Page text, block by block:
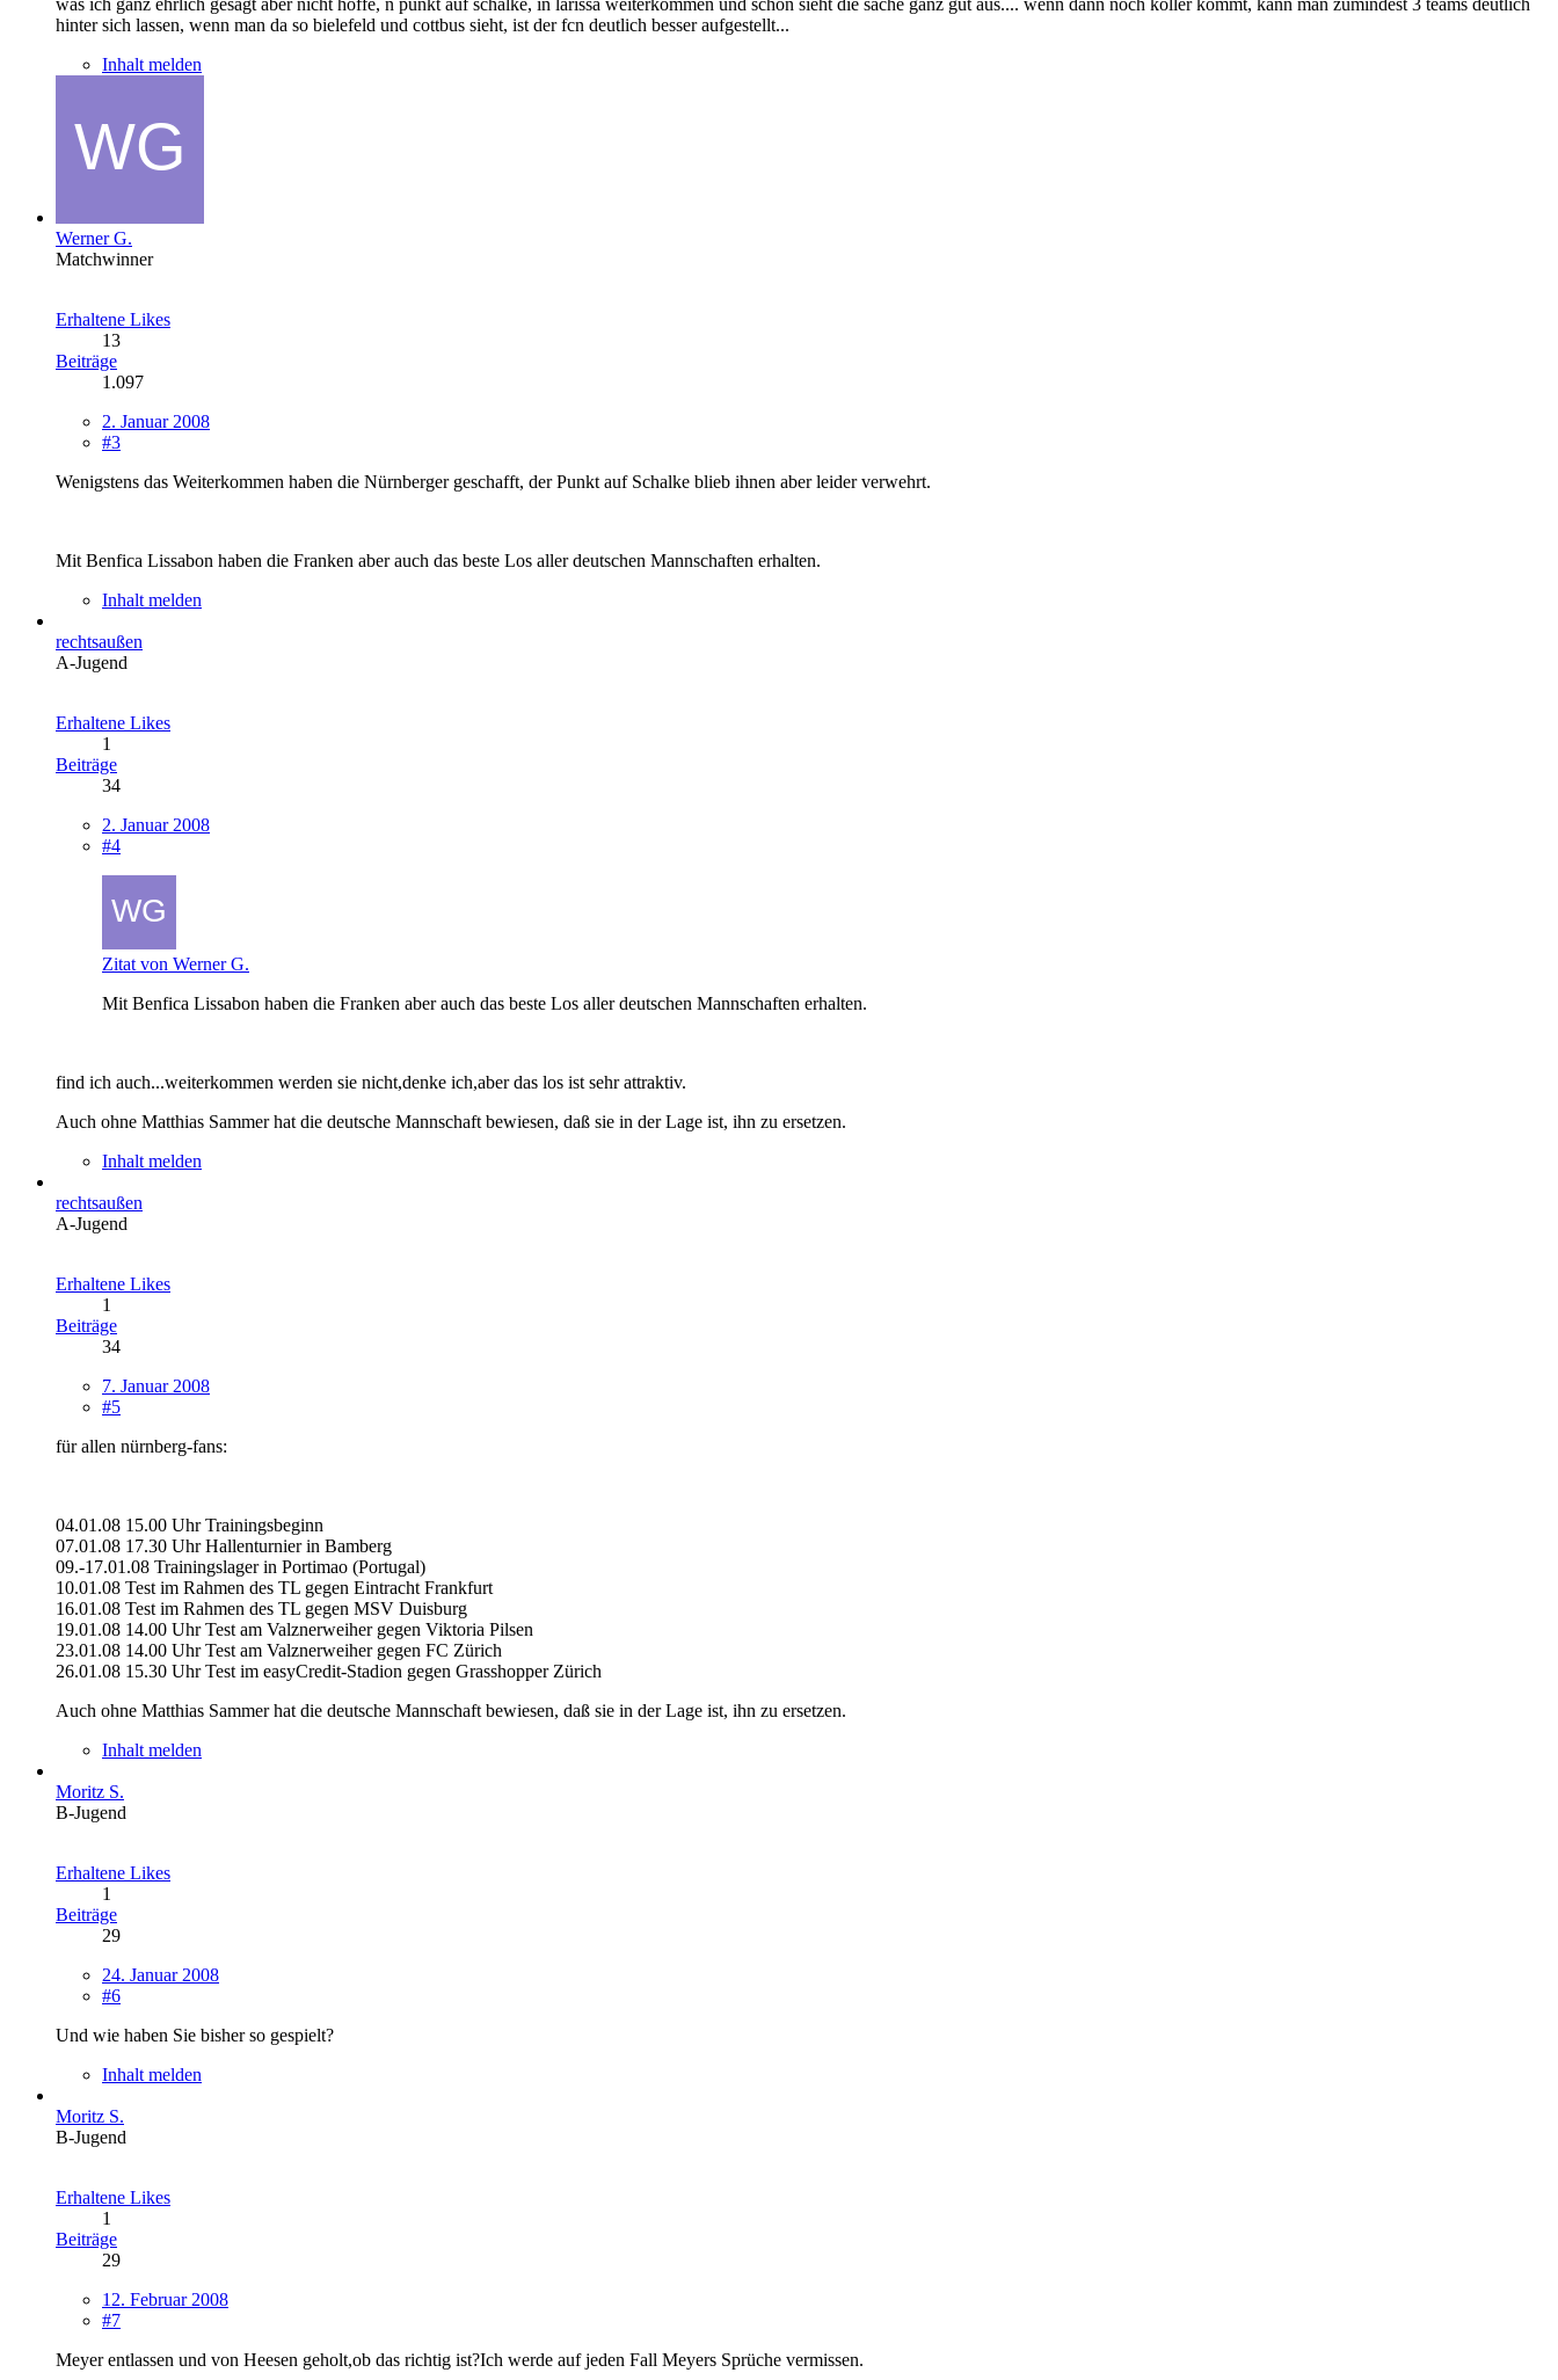
hinter sich lassen, wenn man da so bielefeld und cottbus sieht, ist der fcn deutlich besser aufgestellt...
Inhalt melden
Werner G.
Matchwinner
Erhaltene Likes
13
Beiträge
1.097
2. Januar 2008
#3
Wenigstens das Weiterkommen haben die Nürnberger geschafft, der Punkt auf Schalke blieb ihnen aber leider verwehrt.
Mit Benfica Lissabon haben die Franken aber auch das beste Los aller deutschen Mannschaften erhalten.
Inhalt melden
rechtsaußen
A-Jugend
Erhaltene Likes
1
Beiträge
34
2. Januar 2008
#4
Zitat von Werner G.
Mit Benfica Lissabon haben die Franken aber auch das beste Los aller deutschen Mannschaften erhalten.
find ich auch...weiterkommen werden sie nicht,denke ich,aber das los ist sehr attraktiv.
Auch ohne Matthias Sammer hat die deutsche Mannschaft bewiesen, daß sie in der Lage ist, ihn zu ersetzen.
Inhalt melden
rechtsaußen
A-Jugend
Erhaltene Likes
1
Beiträge
34
7. Januar 2008
#5
für allen nürnberg-fans:
04.01.08 15.00 Uhr Trainingsbeginn
07.01.08 17.30 Uhr Hallenturnier in Bamberg
09.-17.01.08 Trainingslager in Portimao (Portugal)
10.01.08 Test im Rahmen des TL gegen Eintracht Frankfurt
16.01.08 Test im Rahmen des TL gegen MSV Duisburg
19.01.08 14.00 Uhr Test am Valznerweiher gegen Viktoria Pilsen
23.01.08 14.00 Uhr Test am Valznerweiher gegen FC Zürich
26.01.08 15.30 Uhr Test im easyCredit-Stadion gegen Grasshopper Zürich
Auch ohne Matthias Sammer hat die deutsche Mannschaft bewiesen, daß sie in der Lage ist, ihn zu ersetzen.
Inhalt melden
Moritz S.
B-Jugend
Erhaltene Likes
1
Beiträge
29
24. Januar 2008
#6
Und wie haben Sie bisher so gespielt?
Inhalt melden
Moritz S.
B-Jugend
Erhaltene Likes
1
Beiträge
29
12. Februar 2008
#7
Meyer entlassen und von Heesen geholt,ob das richtig ist?Ich werde auf jeden Fall Meyers Sprüche vermissen.